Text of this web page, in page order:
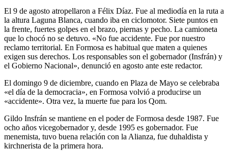
El 9 de agosto atropellaron a Félix Díaz. Fue al mediodía en la ruta a
la altura Laguna Blanca, cuando iba en ciclomotor. Siete puntos en
la frente, fuertes golpes en el brazo, piernas y pecho. La camioneta
que lo chocó no se detuvo. «No fue accidente. Fue por nuestro
reclamo territorial. En Formosa es habitual que maten a quienes
exigen sus derechos. Los responsables son el gobernador (Insfrán) y
el Gobierno Nacional», denunció en agosto ante este redactor.
El domingo 9 de diciembre, cuando en Plaza de Mayo se celebraba
«el día de la democracia», en Formosa volvió a producirse un
«accidente». Otra vez, la muerte fue para los Qom.
Gildo Insfrán se mantiene en el poder de Formosa desde 1987. Fue
ocho años vicegobernador y, desde 1995 es gobernador. Fue
menemista, tuvo buena relación con la Alianza, fue duhaldista y
kirchnerista de la primera hora.